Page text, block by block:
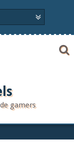
gamers